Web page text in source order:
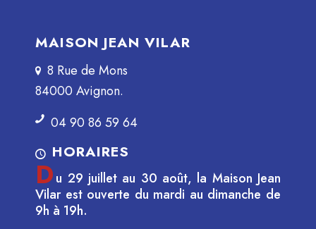
MAISON JEAN VILAR
8 Rue de Mons
84000 Avignon.
04 90 86 59 64
HORAIRES
Du 29 juillet au 30 août, la Maison Jean
Vilar est ouverte du mardi au dimanche de
9h à 19h.